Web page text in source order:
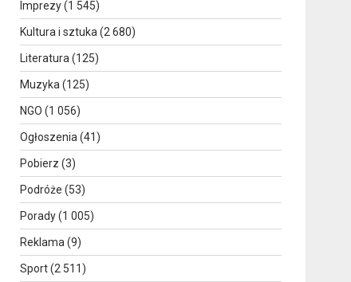
Imprezy(1 545)
Kultura i sztuka (2 680)
Literatura (125)
Muzyka (125)
NGO (1 056)
Ogłoszenia (41)
Pobierz (3)
Podróże (53)
Porady(1 005)
Reklama (9)
Sport(2 511)